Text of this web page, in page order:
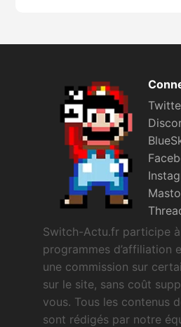
Switch-Actu.fr participe
programmes d’affiliation
une commission sur
sur le site, sans coût
vous. Tous les contenus
sont rédigés par notre